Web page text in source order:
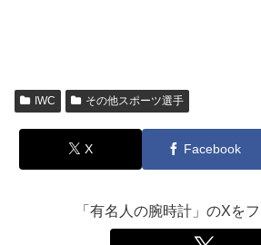
IWC その他スポーツ選手
X Facebook
「有名人の腕時計」のXを